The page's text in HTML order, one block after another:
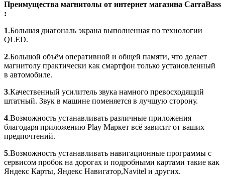
Преимущества магнитолы от интернет магазина CarraBass
:
1.Большая диагональ экрана выполненная по технологии
QLED.
2.Большой объём оперативной и общей памяти, что делает
магнитолу практически как смартфон только установленный
в автомобиле.
3.Качественный усилитель звука намного превосходящий
штатный. Звук в машине поменяется в лучшую сторону.
4.Возможность устанавливать различные приложения
благодаря приложению Play Maркет всё зависит от ваших
предпочтений.
5.Возможность устанавливать навигационные программы с
сервисом пробок на дорогах и подробными картами такие как
Яндекс Карты, Яндекс Навигатор,Navitel и других.